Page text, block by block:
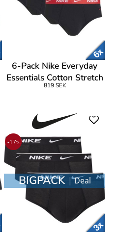
6-Pack Nike Everyday
Essentials Cotton Stretch
Hip Brief
819 SEK
-17%
BIGPACK | Deal